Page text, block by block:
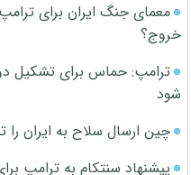
معمای جنگ ایران برای
خروج؟
ترامپ: حماس برای تشکیل
شود
چین ارسال سلاح به ایران
پیشنهاد سنتکام به ترامپ